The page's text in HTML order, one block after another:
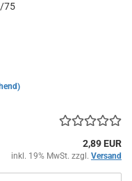
75
2,89 EUR
inkl. 19% MwSt. zzgl. Versand